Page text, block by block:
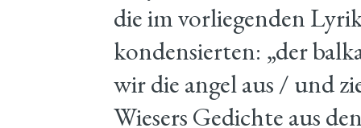
die im vorliegenden
kondensierten: „der
wir die angel aus / und
Wiesers Gedichte aus